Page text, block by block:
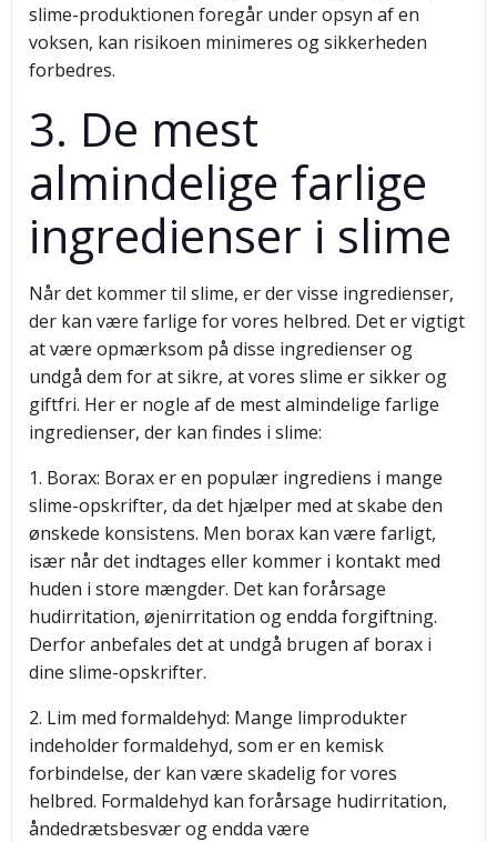
slime-produktionen foregår under opsyn af en
voksen, kan risikoen minimeres og sikkerheden
forbedres.
3. De mest
almindelige farlige
ingredienser i slime
Når det kommer til slime, er der visse ingredienser,
der kan være farlige for vores helbred. Det er vigtigt
at være opmærksom på disse ingredienser og
undgå dem for at sikre, at vores slime er sikker og
giftfri. Her er nogle af de mest almindelige farlige
ingredienser, der kan findes i slime:
1. Borax: Borax er en populær ingrediens i mange
slime-opskrifter, da det hjælper med at skabe den
ønskede konsistens. Men borax kan være farligt,
især når det indtages eller kommer i kontakt med
huden i store mængder. Det kan forårsage
hudirritation, øjenirritation og endda forgiftning.
Derfor anbefales det at undgå brugen af borax i
dine slime-opskrifter.
2. Lim med formaldehyd: Mange limprodukter
indeholder formaldehyd, som er en kemisk
forbindelse, der kan være skadelig for vores
helbred. Formaldehyd kan forårsage hudirritation,
åndedrætsbesvær og endda være